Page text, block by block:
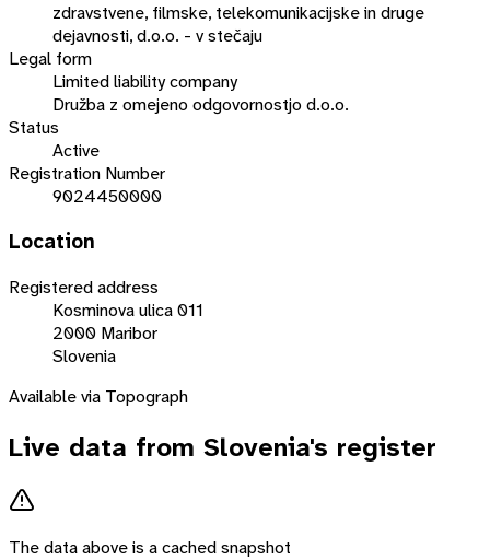
zdravstvene, filmske, telekomunikacijske in druge
dejavnosti, d.o.o. - v stečaju
Legal form
Limited liability company
Družba z omejeno odgovornostjo d.o.o.
Status
Active
Registration Number
9024450000
Location
Registered address
Kosminova ulica 011
2000 Maribor
Slovenia
Available via Topograph
Live data from Slovenia's register
The data above is a cached snapshot